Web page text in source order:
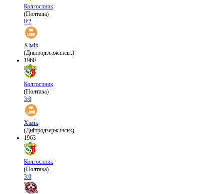
Колгоспник
(Полтава)
0:2
Хімік
(Дніпродзержинськ)
1960
Колгоспник
(Полтава)
3:0
Хімік
(Дніпродзержинськ)
1963
Колгоспник
(Полтава)
3:0